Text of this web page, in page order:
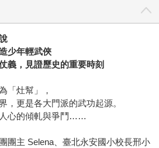
少年輕武俠
義，見證歷史的重要時刻
「灶幫」，
，更是各大門派的武功起源。
心的傾軋與爭鬥……
團主 Selena、臺北永安國小校長邢小